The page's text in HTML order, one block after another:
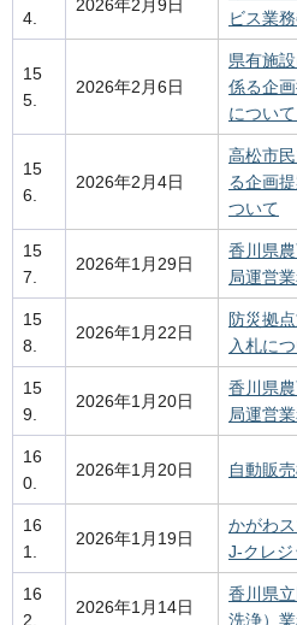
4.
2026年2月9日
ビス業
15
5.
2026年2月6日
県有施
係る企
について
15
6.
2026年2月4日
高松市
る企画
ついて
15
7.
2026年1月29日
香川県
局運営
15
8.
2026年1月22日
防災拠
入札に
15
9.
2026年1月20日
香川県
局運営
16
0.
2026年1月20日 自動販
16
1.
2026年1月19日
かがわ
J-クレ
16
2.
2026年1月14日
香川県
洗浄）